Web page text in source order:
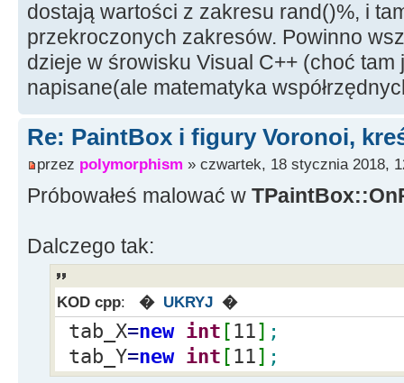
tr_Position =TrackBar1->
Label3->Caption=IntToStr(
}
tab_Y[i]=y_Height;
}
for(i=0;i<PaintBox1->Width;i
{
for(j=0;j< PaintBox1-
{
dist
(distance_of_Points
dist)
dostają wartości z zakresu rand()%, i
przekroczonych zakresów. Powinno
dzieje w śrowisku Visual C++ (choć tam
napisane(ale matematyka
Re: PaintBox i figury Voronoi,
przez polymorphism » czwartek, 18 stycznia 2018,
Próbowałeś malować w
Dalczego tak:
KOD cpp: � UKRYJ �
tab_X=new int [ 11] ;
tab_Y=new int [ 11] ;